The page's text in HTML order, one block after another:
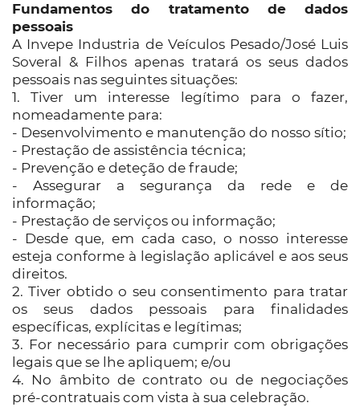
Fundamentos do tratamento de dados
pessoais
A Invepe Industria de Veículos Pesado/José Luis
Soveral & Filhos apenas tratará os seus dados
pessoais nas seguintes situações:
1. Tiver um interesse legítimo para o fazer,
nomeadamente para:
- Desenvolvimento e manutenção do nosso sítio;
- Prestação de assistência técnica;
- Prevenção e deteção de fraude;
- Assegurar a segurança da rede e de
informação;
- Prestação de serviços ou informação;
- Desde que, em cada caso, o nosso interesse
esteja conforme à legislação aplicável e aos seus
direitos.
2. Tiver obtido o seu consentimento para tratar
os seus dados pessoais para finalidades
específicas, explícitas e legítimas;
3. For necessário para cumprir com obrigações
legais que se lhe apliquem; e/ou
4. No âmbito de contrato ou de negociações
pré-contratuais com vista à sua celebração.